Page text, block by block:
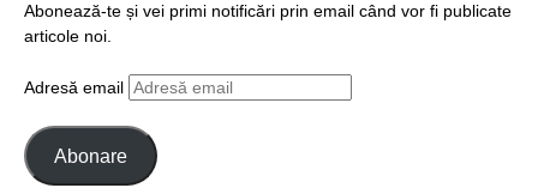
Abonează-te și vei primi notificări prin email când vor fi publicate
articole noi.
Adresă email
Abonare